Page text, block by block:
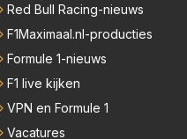
Red Bull Racing-nieuws
F1Maximaal.nl-producties
Formule 1-nieuws
F1 live kijken
VPN en Formule 1
Vacatures